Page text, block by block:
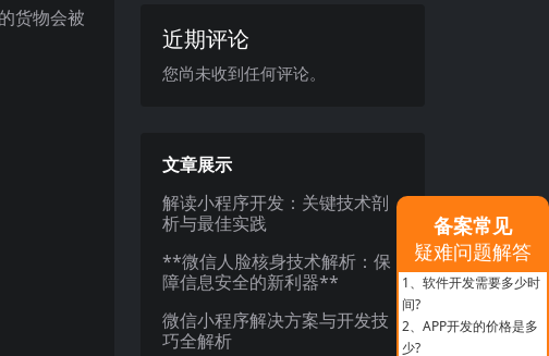
货物会被
近期评论
您尚未收到任何评论。
文章展示
解读小程序开发：关键技术剖
析与最佳实践
**微信人脸核身技术解析：保
障信息安全的新利器**
微信小程序解决方案与开发技
巧全解析
备案常见
疑难问题解答
1、 软件开发需要多少时
间?
2、 APP开发的价格是多
少?